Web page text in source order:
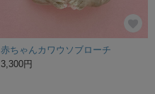
赤ちゃんカワウソブローチ
3,300円